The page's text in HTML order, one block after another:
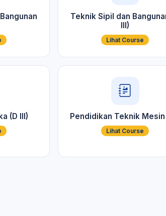
Teknik Sipil dan
III)
Lihat Course
(D III) Pendidikan Teknik Mesin
Lihat Course